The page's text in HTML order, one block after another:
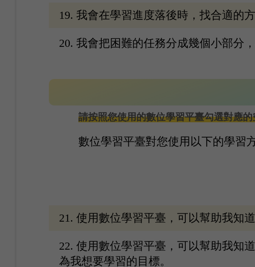
19. 我會在學習進度落後時，找合適的
20. 我會把困難的任務分成幾個小部分，
請按照您使用的數位學習平臺勾選對應
數位學習平臺對您使用以下的學習
21. 使用數位學習平臺，可以幫助我知
22. 使用數位學習平臺，可以幫助我知
為我想要學習的目標。